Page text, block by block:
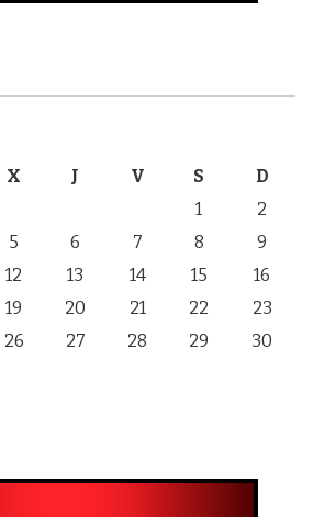
X J V S D
1
2
5 6 7 8
9
12 13 14 15
16
19 20 21 22
23
26 27 28 29
30